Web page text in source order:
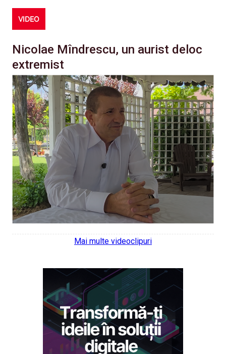
VIDEO
Nicolae Mîndrescu, un aurist deloc
extremist
Mai multe videoclipuri